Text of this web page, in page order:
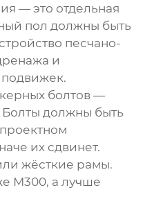
— это отдельная
пол должны быть
песчано-
и
болтов —
Болты должны быть
их сдвинет.
жёсткие рамы.
М300, а лучше